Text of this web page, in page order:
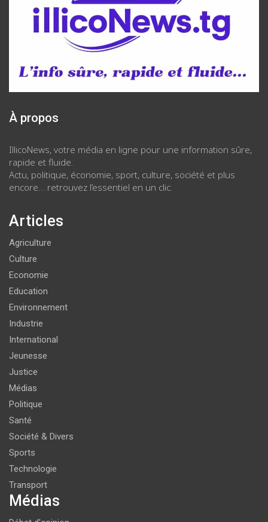
À propos
IllicoNews, votre média en ligne pour une information sûre,
rapide et fluide.
Actu, politique, économie, sport, culture, société et plus
encore… retrouvez l’essentiel en un clic.
Articles
Agriculture
Culture
Economie
Education
Environnement
Industrie
International
Jeunesse
Justice
Médias
Politique
Santé
Société & Divers
Sports
Technologie
Transport
Médias